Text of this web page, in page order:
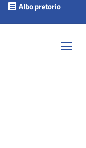
Albo pretorio